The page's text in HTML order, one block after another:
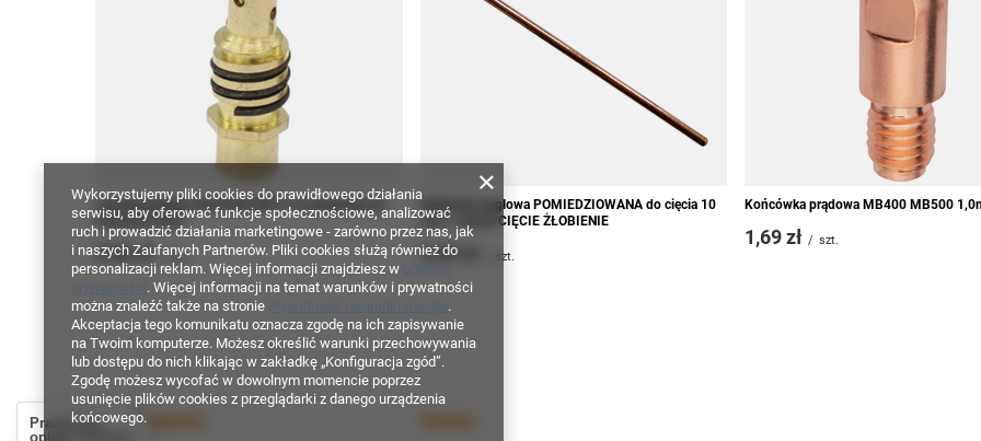
Łącznik gniazdo końcówki MB15 ze sprężynką do
uchwytów MIG
2,90 zł / szt.
Elektroda węglowa POMIEDZIOWANA do cięcia 10
mm 1 sztuka CIĘCIE ŻŁOBIENIE
2,39 zł szt.
Końcówka prądowa MB400 MB500
1,69 zł / szt.
Zamówienia
Prawdziwe
opinie klientów
Wykorzystujemy pliki cookies do prawidłowego działania
serwisu, aby oferować funkcje społecznościowe, analizować
ruch i prowadzić działania marketingowe - zarówno przez nas, jak
i naszych Zaufanych Partnerów. Pliki cookies służą również do
personalizacji reklam. Więcej informacji znajdziesz w
. Więcej informacji na temat warunków i prywatności
można znaleźć także na stronie
.
Akceptacja tego komunikatu oznacza zgodę na ich zapisywanie
na Twoim komputerze. Możesz określić warunki przechowywania
lub dostępu do nich klikając w zakładkę „Konfiguracja zgód”.
Zgodę możesz wycofać w dowolnym momencie poprzez
usunięcie plików cookies z przeglądarki z danego urządzenia
końcowego.